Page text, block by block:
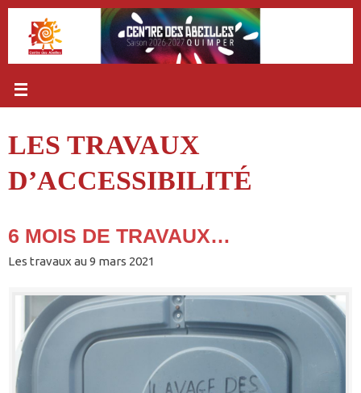
Passer
contenu
LES TRAVAUX
D’ACCESSIBILITÉ
6 MOIS DE TRAVAUX…
Les travaux au 9 mars 2021